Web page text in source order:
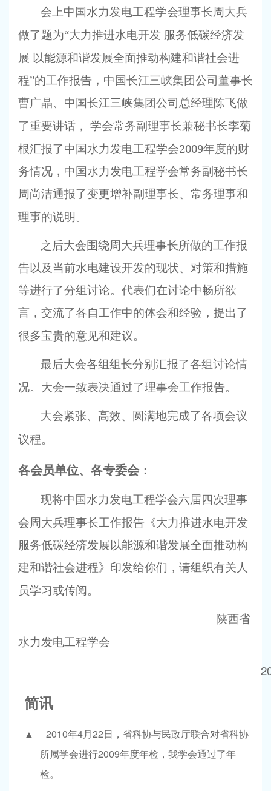
会上中国水力发电工程学会理事长周大兵
做了题为“大力推进水电开发 服务低碳经济发
展 以能源和谐发展全面推动构建和谐社会进
程”的工作报告，中国长江三峡集团公司董事长
曹广晶、中国长江三峡集团公司总经理陈飞做
了重要讲话，
学会常务副理事长兼秘书长李菊
根汇报了中国水力发电工程学会2009年度的财
务情况，中国水力发电工程学会常务副秘书长
周尚洁通报了变更增补副理事长、常务理事和
理事的说明。
之后大会围绕周大兵理事长所做的工作报
告以及当前水电建设开发的现状、对策和措施
等进行了分组讨论。代表们在讨论中畅所欲
言，交流了各自工作中的体会和经验，提出了
很多宝贵的意见和建议。
最后大会各组组长分别汇报了各组讨论情
况。大会一致表决通过了理事会工作报告。
大会紧张、高效、圆满地完成了各项会议
议程。
各会员单位、各专委会：
现将中国水力发电工程学会六届四次理事
会周大兵理事长工作报告《大力推进水电开发
服务低碳经济发展以能源和谐发展全面推动构
建和谐社会进程》印发给你们，请组织有关人
员学习或传阅。
陕西省
水力发电工程学会
简讯
▲ 2010年4月22 日
，省科协与民政厅联合对省科协
所属学会进行2009年度年检，我学会通过了年
检。